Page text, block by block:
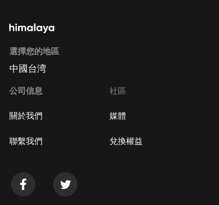
選擇您的地區
中國台湾
公司信息
關於我們
聯繫我們
社區
媒體
兌換權益